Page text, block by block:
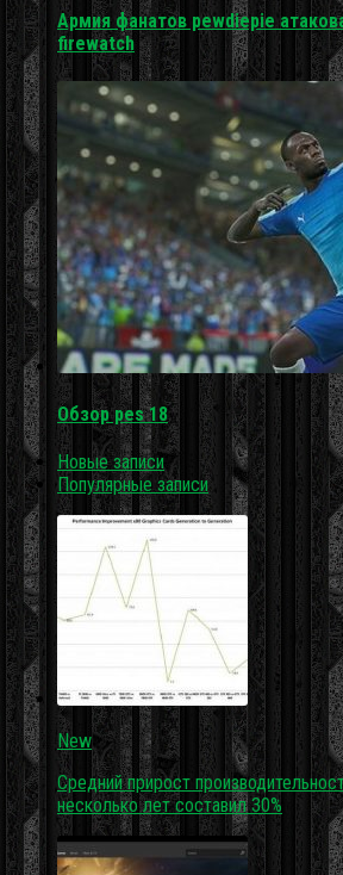
Армия фанатов pewdiepie
firewatch
Обзор pes 18
Новые записи
Популярные записи
New
Средний прирост
несколько лет составил 30%